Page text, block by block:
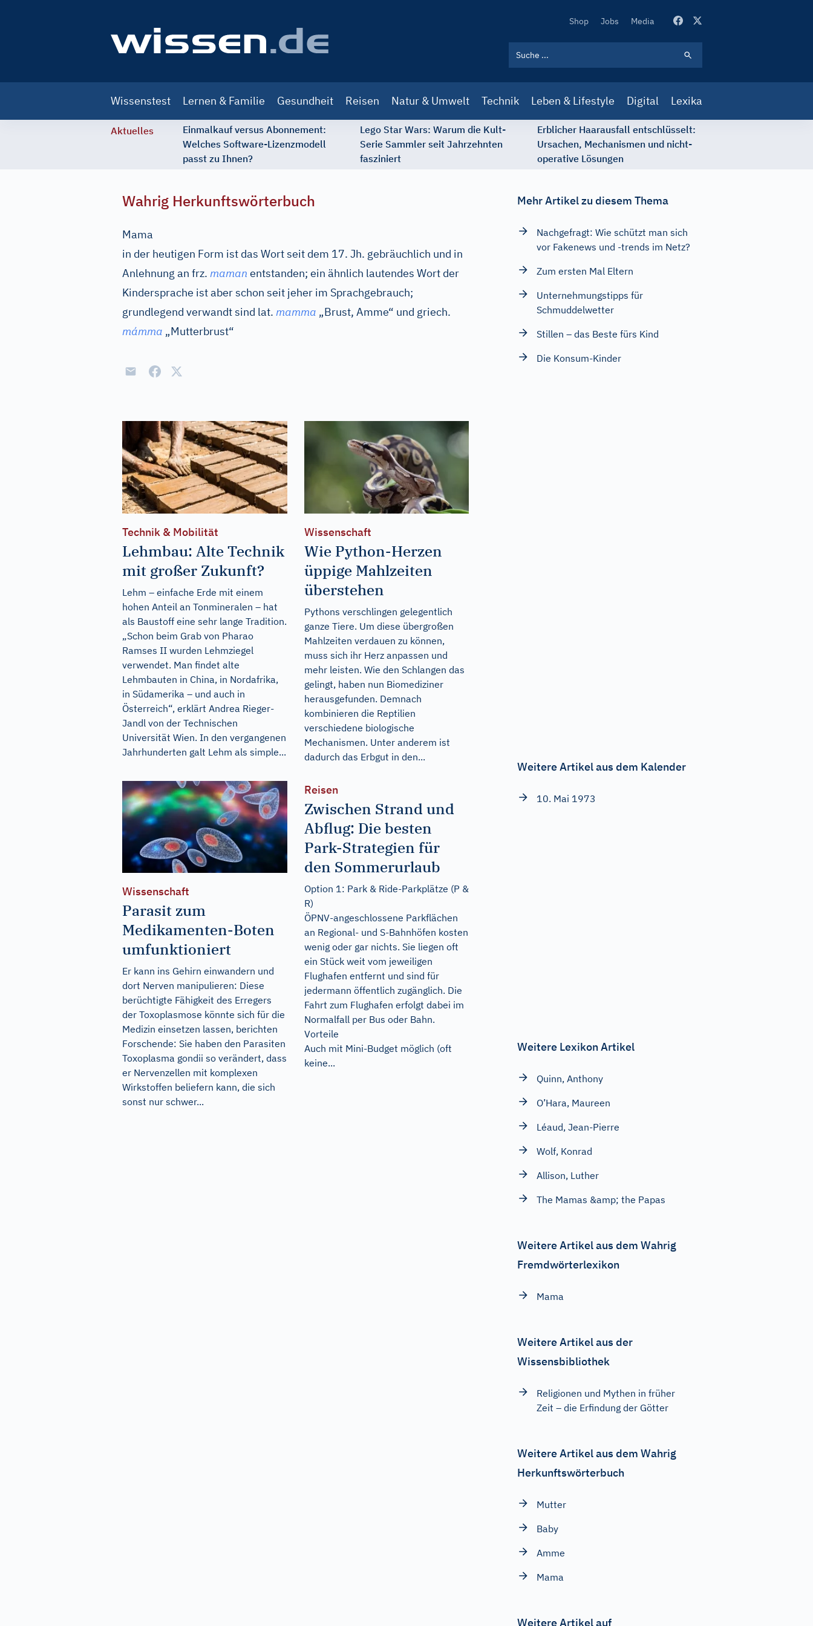
Secondary
Shop Jobs Media
navigation
Wissenstest Lernen & Familie Gesundheit Reisen Natur & Umwelt Technik Leben & Lifestyle Digital Lexika
Aktuelles
Einmalkauf versus Abonnement:
Welches Software-Lizenzmodell
passt zu Ihnen?
Lego Star Wars: Warum die Kult-
Serie Sammler seit Jahrzehnten
fasziniert
Erblicher Haarausfall entschlüsselt:
Ursachen, Mechanismen und nicht-
operative Lösungen
Wahrig Herkunftswörterbuch
Mama
in der heutigen Form ist das Wort seit dem 17. Jh. gebräuchlich und in
Anlehnung an frz. maman entstanden; ein ähnlich lautendes Wort der
Kindersprache ist aber schon seit jeher im Sprachgebrauch;
grundlegend verwandt sind lat. mamma „Brust, Amme“ und griech.
mámma „Mutterbrust“
Technik & Mobilität
Lehmbau: Alte Technik
mit großer Zukunft?
Lehm – einfache Erde mit einem
hohen Anteil an Tonmineralen – hat
als Baustoff eine sehr lange Tradition.
„Schon beim Grab von Pharao
Ramses II wurden Lehmziegel
verwendet. Man findet alte
Lehmbauten in China, in Nordafrika,
in Südamerika – und auch in
Österreich“, erklärt Andrea Rieger-
Jandl von der Technischen
Universität Wien. In den vergangenen
Jahrhunderten galt Lehm als simple...
Wissenschaft
Wie Python-Herzen
üppige Mahlzeiten
überstehen
Pythons verschlingen gelegentlich
ganze Tiere. Um diese übergroßen
Mahlzeiten verdauen zu können,
muss sich ihr Herz anpassen und
mehr leisten. Wie den Schlangen das
gelingt, haben nun Biomediziner
herausgefunden. Demnach
kombinieren die Reptilien
verschiedene biologische
Mechanismen. Unter anderem ist
dadurch das Erbgut in den...
Wissenschaft
Parasit zum
Medikamenten-Boten
umfunktioniert
Er kann ins Gehirn einwandern und
dort Nerven manipulieren: Diese
berüchtigte Fähigkeit des Erregers
der Toxoplasmose könnte sich für die
Medizin einsetzen lassen, berichten
Forschende: Sie haben den Parasiten
Toxoplasma gondii so verändert, dass
er Nervenzellen mit komplexen
Wirkstoffen beliefern kann, die sich
sonst nur schwer...
Reisen
Zwischen Strand und
Abflug: Die besten
Park-Strategien für
den Sommerurlaub
Option 1: Park & Ride-Parkplätze (P &
R)
ÖPNV-angeschlossene Parkflächen
an Regional- und S-Bahnhöfen kosten
wenig oder gar nichts. Sie liegen oft
ein Stück weit vom jeweiligen
Flughafen entfernt und sind für
jedermann öffentlich zugänglich. Die
Fahrt zum Flughafen erfolgt dabei im
Normalfall per Bus oder Bahn.
Vorteile
Auch mit Mini-Budget möglich (oft
keine...
Mehr Artikel zu diesem Thema
Nachgefragt: Wie schützt man sich
vor Fakenews und -trends im Netz?
Zum ersten Mal Eltern
Unternehmungstipps für
Schmuddelwetter
Stillen – das Beste fürs Kind
Die Konsum-Kinder
Weitere Artikel aus dem Kalender
10. Mai 1973
Weitere Lexikon Artikel
Quinn, Anthony
O’Hara, Maureen
Léaud, Jean-Pierre
Wolf, Konrad
Allison, Luther
The Mamas &amp; the Papas
Weitere Artikel aus dem Wahrig
Fremdwörterlexikon
Mama
Weitere Artikel aus der
Wissensbibliothek
Religionen und Mythen in früher
Zeit – die Erfindung der Götter
Weitere Artikel aus dem Wahrig
Herkunftswörterbuch
Mutter
Baby
Amme
Mama
Weitere Artikel auf